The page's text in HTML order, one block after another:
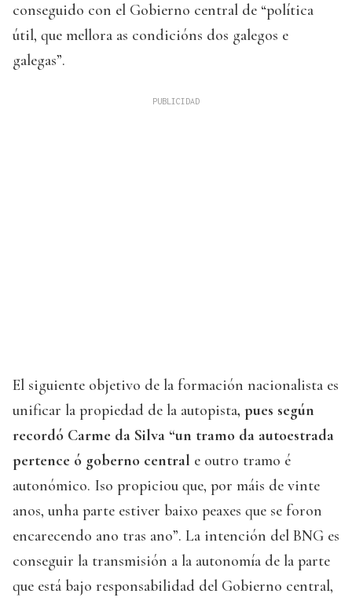
conseguido con el Gobierno central de “política
útil, que mellora as condicións dos galegos e
galegas”.
El siguiente objetivo de la formación nacionalista es
unificar la propiedad de la autopista, pues según
recordó Carme da Silva “un tramo da autoestrada
pertence ó goberno central e outro tramo é
autonómico. Iso propiciou que, por máis de vinte
anos, unha parte estiver baixo peaxes que se foron
encarecendo ano tras ano”. La intención del BNG es
conseguir la transmisión a la autonomía de la parte
que está bajo responsabilidad del Gobierno central,